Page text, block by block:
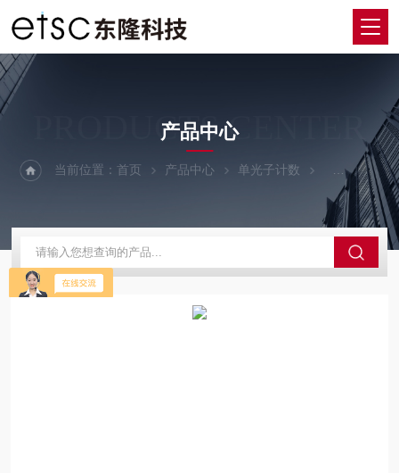
PRODUCTS CENTER
产品中心
当前位置：首页 产品中心 单光子计数 TCSPC单光